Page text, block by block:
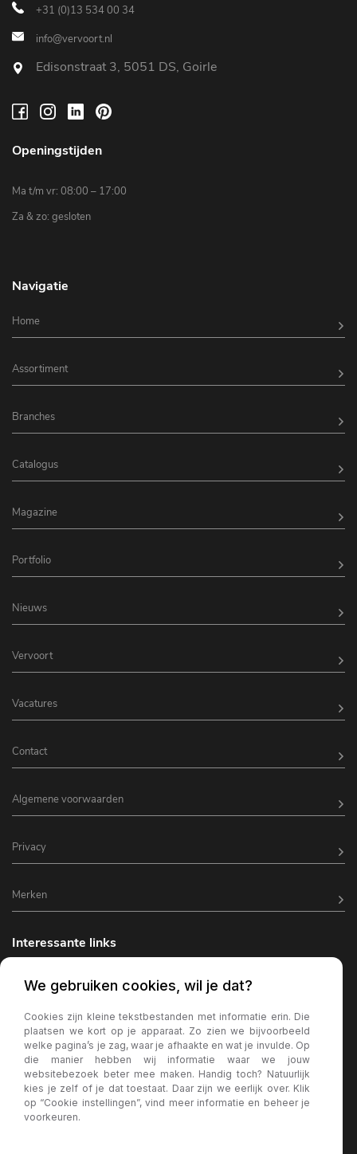
+31 (0)13 534 00 34
info@vervoort.nl
Edisonstraat 3, 5051 DS, Goirle
Openingstijden
Ma t/m vr: 08:00 – 17:00
Za & zo: gesloten
Navigatie
Home
Assortiment
Branches
Catalogus
Magazine
Portfolio
Nieuws
Vervoort
Vacatures
Contact
Algemene voorwaarden
Privacy
Merken
Interessante links
Horeca inrichting
Horeca terrasverlichting
Kantine inrichting
Terrasstoelen
Wachtkamer bank
We gebruiken cookies, wil je dat?
Cookies zijn kleine tekstbestanden met informatie erin. Die
plaatsen we kort op je apparaat. Zo zien we bijvoorbeeld
welke pagina’s je zag, waar je afhaakte en wat je invulde. Op
die manier hebben wij informatie waar we jouw
websitebezoek beter mee maken. Handig toch? Natuurlijk
kies je zelf of je dat toestaat. Daar zijn we eerlijk over. Klik
op “Cookie instellingen”, vind meer informatie en beheer je
voorkeuren.